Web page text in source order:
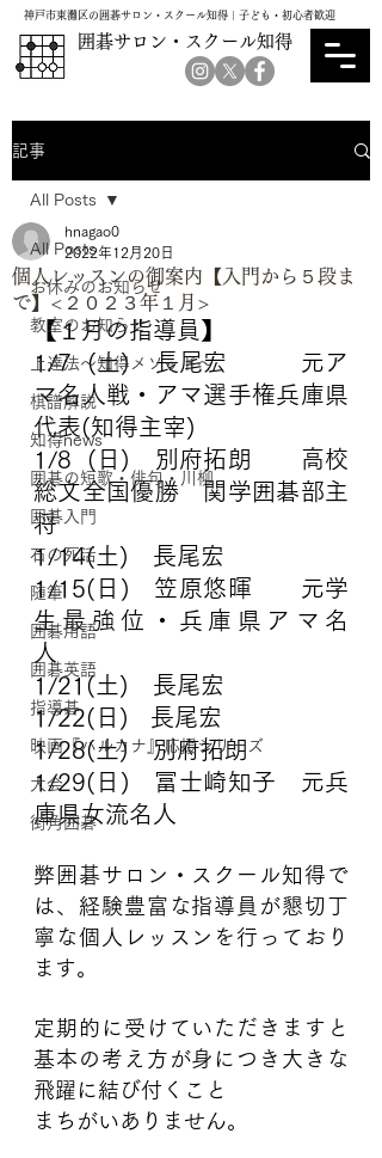
囲碁サロン・スクール知得
神戸市東灘区の囲碁サロン・スクール知得｜子ども・初心者歓迎
記事
All Posts
お休みのお知らせ
教室のお知らせ
上達法～知得メソッド～
棋譜解説
知得news
囲碁の短歌・俳句・川柳
囲碁入門
石の死活
随筆
囲碁用語
囲碁英語
指導碁
映画『ハルカナ』応援シリーズ
大会
街角囲碁
All Posts
個人レッスンの御案内【入門から５段ま
で】<２０２３年１月>
hnagao0
2022年12月20日
【１月の指導員】
1/7  (土)　長尾宏　　　元ア
マ名人戦・アマ選手権兵庫県
代表(知得主宰)
1/8  (日)　別府拓朗　　高校
総文全国優勝　関学囲碁部主
将
1/14(土)　長尾宏
1/15(日)　笠原悠暉　　元学
生最強位・兵庫県アマ名
人
1/21(土)　長尾宏
1/22(日)   長尾宏
1/28(土)　別府拓朗
1/29(日)　冨士崎知子　元兵
庫県女流名人
弊囲碁サロン・スクール知得で
は、経験豊富な指導員が懇切丁
寧な個人レッスンを行っており
ます。
定期的に受けていただきますと
基本の考え方が身につき大きな
飛躍に結び付くこと
まちがいありません。